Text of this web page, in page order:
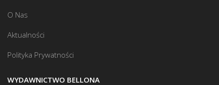
O Nas
Aktualności
Polityka Prywatności
WYDAWNICTWO BELLONA